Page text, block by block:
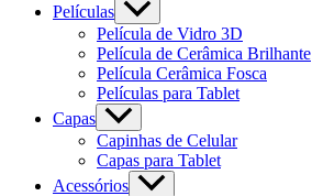
Películas
Película de Vidro 3D
Película de Cerâmica Brilhante
Película Cerâmica Fosca
Películas para Tablet
Capas
Capinhas de Celular
Capas para Tablet
Acessórios